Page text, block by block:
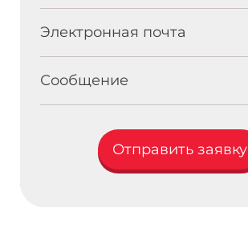
Электронная почта
Сообщение
Отправить заявку